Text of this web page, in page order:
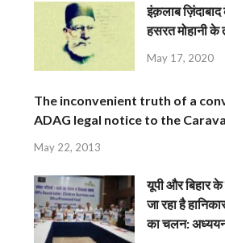
इंक़लाब
हसरत मोहानी के
May 17, 2020
The inconvenient truth of a
ADAG legal notice to the
May 22, 2013
यूपी और बिहार के
जा रहा है
का चलन: